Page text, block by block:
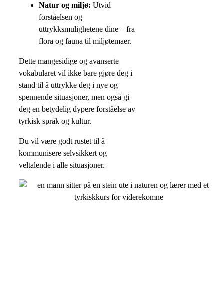
Natur og miljø: Utvid
forståelsen og
uttrykksmulighetene dine – fra
flora og fauna til miljøtemaer.
Dette mangesidige og avanserte
vokabularet vil ikke bare gjøre deg i
stand til å uttrykke deg i nye og
spennende situasjoner, men også gi
deg en betydelig dypere forståelse av
tyrkisk språk og kultur.
Du vil være godt rustet til å
kommunisere selvsikkert og
veltalende i alle situasjoner.